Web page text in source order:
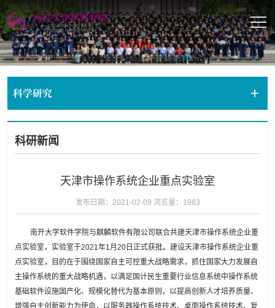
科学研究
科研新闻
天津市操作系统企业重点实验室
发布日期：2021-02-09 浏览量： 1983
南开大学软件学院与麒麟软件有限公司联合共建天津市操作系统企业重
点实验室，实验室于2021年1月20日正式获批。建设天津市操作系统企业重
点实验室，目的在于围绕国家自主可控重大战略需求，抓住国家大力发展自
主操作系统的重大战略机遇，以满足国计民生重要行业信息系统中操作系统
基础软件设施国产化、规模化替代为基本原则，以提高创新人才培养质量、
增强自主创新能力为使命，以服务器操作系统技术、桌面操作系统技术、复